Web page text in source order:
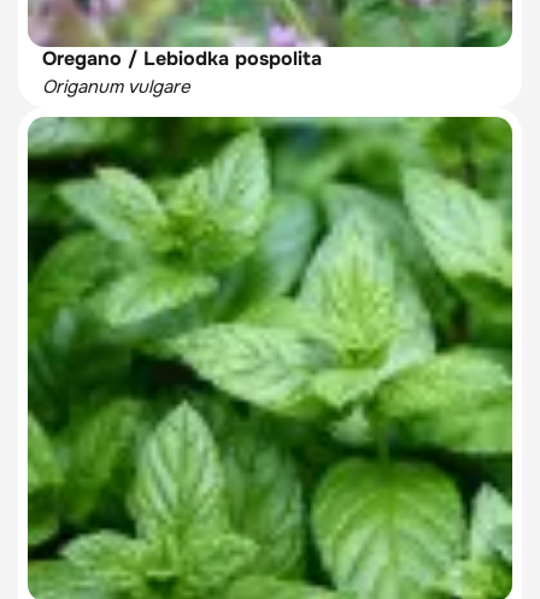
Oregano / Lebiodka pospolita
Origanum vulgare